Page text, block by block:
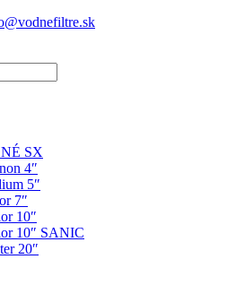
SX
4″
5″
7″
10″
10″ SANIC
20″